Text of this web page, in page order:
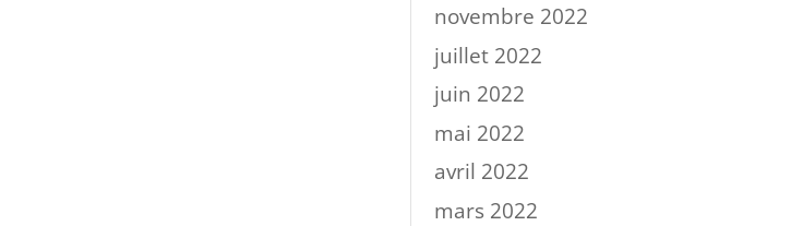
novembre 2022
juillet 2022
juin 2022
mai 2022
avril 2022
mars 2022